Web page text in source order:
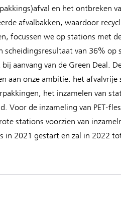
en het ontbreken
afvalbakken, waardoor
focussen we op stations met
scheidingsresultaat van 36% op
aanvang van de Green Deal.
aan onze ambitie: het
het inzamelen van
Voor de inzameling van PET-
stations voorzien van
in 2021 gestart en zal in 2022